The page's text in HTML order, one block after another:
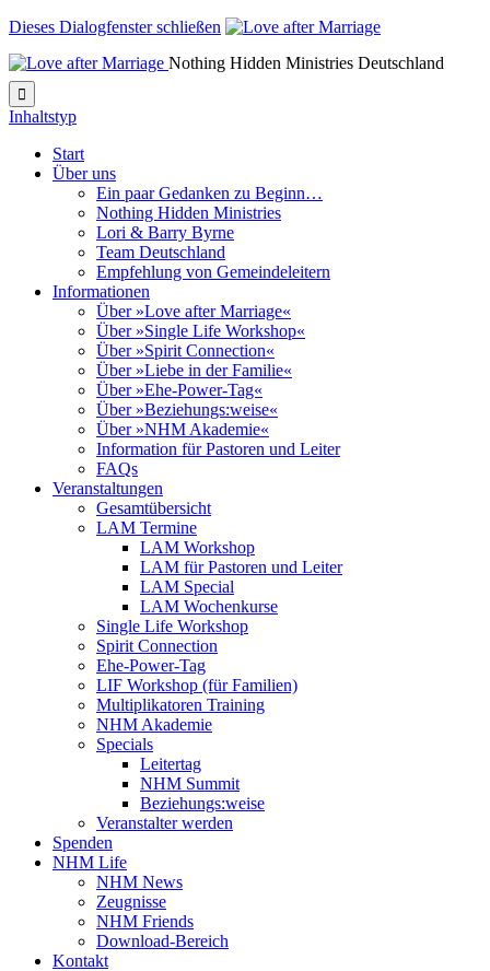
Dieses Dialogfenster schließen
Nothing Hidden Ministries Deutschland

Inhaltstyp
Start
Über uns
Ein paar Gedanken zu Beginn…
Nothing Hidden Ministries
Lori & Barry Byrne
Team Deutschland
Empfehlung von Gemeindeleitern
Informationen
Über »Love after Marriage«
Über »Single Life Workshop«
Über »Spirit Connection«
Über »Liebe in der Familie«
Über »Ehe-Power-Tag«
Über »Beziehungs:weise«
Über »NHM Akademie«
Information für Pastoren und Leiter
FAQs
Veranstaltungen
Gesamtübersicht
LAM Termine
LAM Workshop
LAM für Pastoren und Leiter
LAM Special
LAM Wochenkurse
Single Life Workshop
Spirit Connection
Ehe-Power-Tag
LIF Workshop (für Familien)
Multiplikatoren Training
NHM Akademie
Specials
Leitertag
NHM Summit
Beziehungs:weise
Veranstalter werden
Spenden
NHM Life
NHM News
Zeugnisse
NHM Friends
Download-Bereich
Kontakt